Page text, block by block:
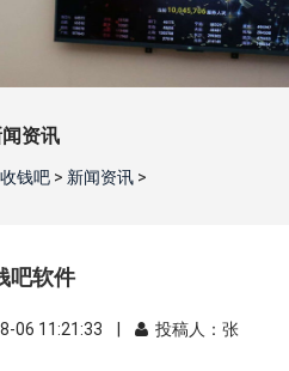
资讯
收钱吧> 新闻资讯>
吧软件
06 11:21:33 | 投稿人：张